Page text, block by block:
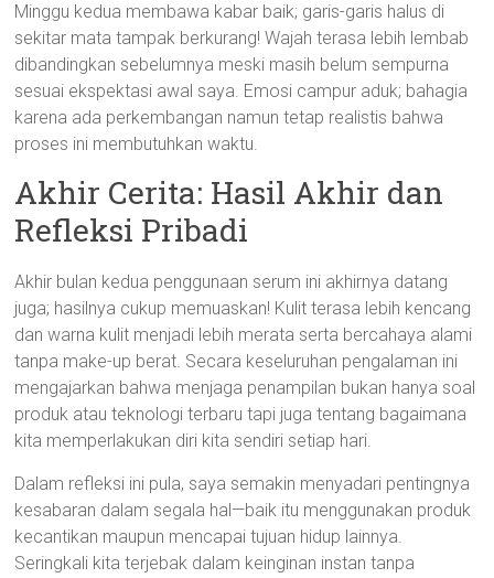
Minggu kedua membawa kabar baik; garis-garis halus di
sekitar mata tampak berkurang! Wajah terasa lebih lembab
dibandingkan sebelumnya meski masih belum sempurna
sesuai ekspektasi awal saya. Emosi campur aduk; bahagia
karena ada perkembangan namun tetap realistis bahwa
proses ini membutuhkan waktu.
Akhir Cerita: Hasil Akhir dan
Refleksi Pribadi
Akhir bulan kedua penggunaan serum ini akhirnya datang
juga; hasilnya cukup memuaskan! Kulit terasa lebih kencang
dan warna kulit menjadi lebih merata serta bercahaya alami
tanpa make-up berat. Secara keseluruhan pengalaman ini
mengajarkan bahwa menjaga penampilan bukan hanya soal
produk atau teknologi terbaru tapi juga tentang bagaimana
kita memperlakukan diri kita sendiri setiap hari.
Dalam refleksi ini pula, saya semakin menyadari pentingnya
kesabaran dalam segala hal—baik itu menggunakan produk
kecantikan maupun mencapai tujuan hidup lainnya.
Seringkali kita terjebak dalam keinginan instan tanpa